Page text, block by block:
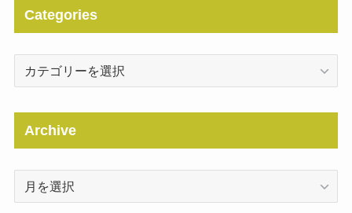
Categories
Categories
Archive
Archive